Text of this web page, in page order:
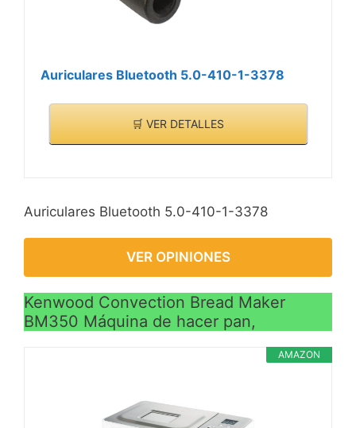
Auriculares Bluetooth 5.0-410-1-3378
🛒 VER DETALLES
Auriculares Bluetooth 5.0-410-1-3378
VER OPINIONES
Kenwood Convection Bread Maker
BM350 Máquina de hacer pan,
AMAZON